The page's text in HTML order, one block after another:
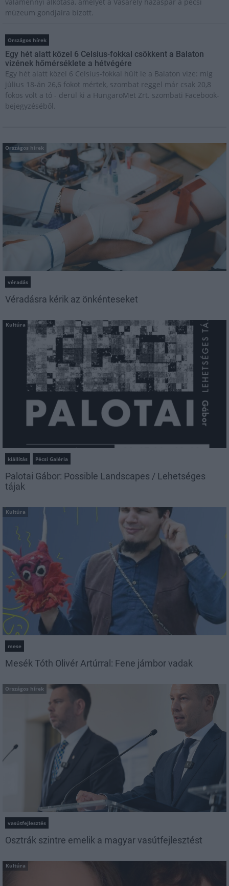
múzeum gondjaira bízott.
Országos hírek
Egy hét alatt közel 6 Celsius-fokkal csökkent a Balaton
vizének hőmérséklete a hétvégére
Egy hét alatt közel 6 Celsius-fokkal hűlt le a Balaton vize: míg
július 18-án 26,6 fokot mértek, szombat reggel már csak 20,8
fokos volt a tó - derül ki a HungaroMet Zrt. szombati Facebook-
bejegyzéséből.
Országos hírek
véradás
Véradásra kérik az önkénteseket
Kultúra
kiállítás Pécsi Galéria
Palotai Gábor: Possible Landscapes / Lehetséges
tájak
Kultúra
mese
Mesék Tóth Olivér Artúrral: Fene jámbor vadak
Országos hírek
vasútfejlesztés
Osztrák szintre emelik a magyar vasútfejlesztést
Kultúra